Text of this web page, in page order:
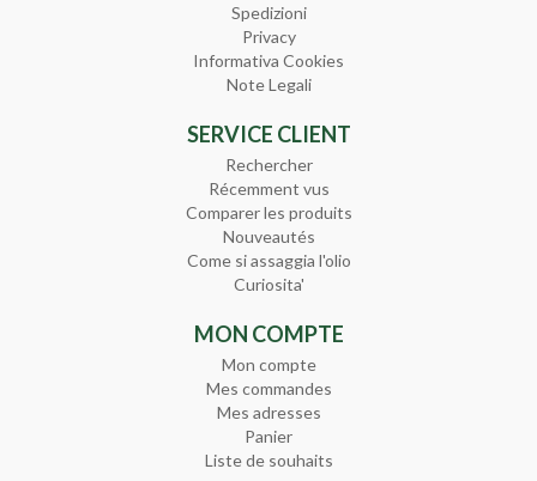
Spedizioni
Privacy
Informativa Cookies
Note Legali
SERVICE CLIENT
Rechercher
Récemment vus
Comparer les produits
Nouveautés
Come si assaggia l'olio
Curiosita'
MON COMPTE
Mon compte
Mes commandes
Mes adresses
Panier
Liste de souhaits